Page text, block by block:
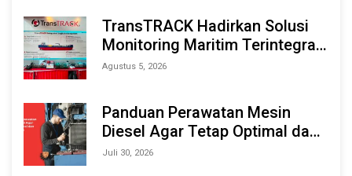
TransTRACK Hadirkan Solusi
Monitoring Maritim Terintegrasi
Berbasis AI & IoT di Indonesia
2026
Agustus 5, 2026
Panduan Perawatan Mesin
Diesel Agar Tetap Optimal dan
Tahan Lama
Juli 30, 2026